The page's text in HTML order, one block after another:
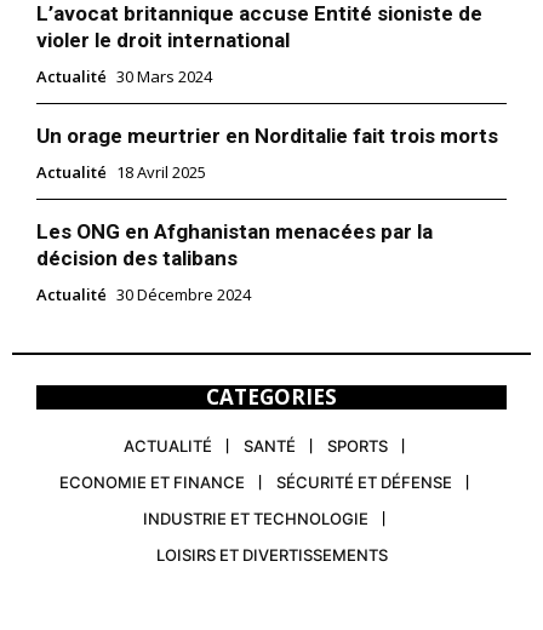
L’avocat britannique accuse Entité sioniste de
violer le droit international
Actualité 30 Mars 2024
Un orage meurtrier en Norditalie fait trois morts
Actualité 18 Avril 2025
Les ONG en Afghanistan menacées par la
décision des talibans
Actualité 30 Décembre 2024
CATEGORIES
ACTUALITÉ SANTÉ
SPORTS
ECONOMIE ET FINANCE
SÉCURITÉ ET DÉFENSE
INDUSTRIE ET TECHNOLOGIE
LOISIRS ET DIVERTISSEMENTS